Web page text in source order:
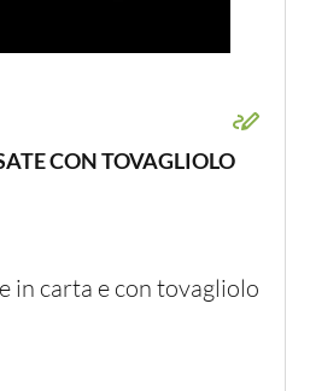
CON TOVAGLIOLO
in carta e con tovagliolo